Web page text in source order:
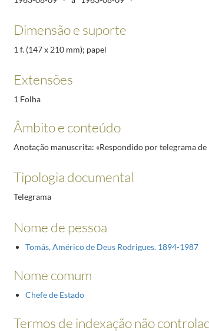
Dimensão e suporte
1 f. (147 x 210 mm); papel
Extensões
1 Folha
Âmbito e conteúdo
Anotação manuscrita: «Respondido por telegrama de
Tipologia documental
Telegrama
Nome de pessoa
Tomás, Américo de Deus Rodrigues. 1894-1987
Nome comum
Chefe de Estado
Termos de indexação não